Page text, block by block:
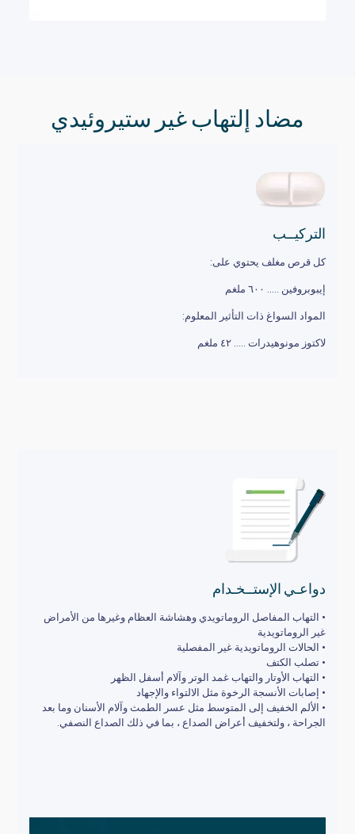
مضاد إلتهاب غير ستيروئيدي
التركيــب
كل قرص مغلف يحتوي على:
إيبوبروفين ….. ٦٠٠ ملغم
المواد السواغ ذات التأثير المعلوم:
لاكتوز مونوهيدرات ….. ٤۲ ملغم
دواعـي الإستــخـدام
• التهاب المفاصل الروماتويدي وهشاشة العظام وغيرها من الأمراض
غير الروماتويدية
• الحالات الروماتويدية غير المفصلية
• تصلب الكتف
• التهاب الأوتار والتهاب غمد الوتر وآلام أسفل الظهر
• إصابات الأنسجة الرخوة مثل الالتواء والإجهاد
• الألم الخفيف إلى المتوسط مثل عسر الطمث وآلام الأسنان وما بعد
الجراحة ، ولتخفيف أعراض الصداع ، بما في ذلك الصداع النصفي.